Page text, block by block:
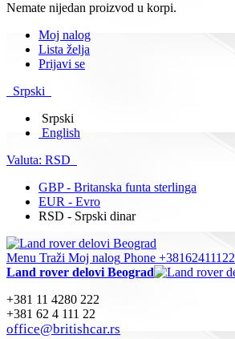
Nemate nijedan proizvod u korpi.
Moj nalog
Lista želja
Prijavi se
Srpski
Srpski
English
Valuta: RSD
GBP - Britanska funta sterlinga
EUR - Evro
RSD - Srpski dinar
Menu Traži Moj nalog Phone +38162411122
Land rover delovi Beograd
+381 11 4280 222
+381 62 4 111 22
office@britishcar.rs